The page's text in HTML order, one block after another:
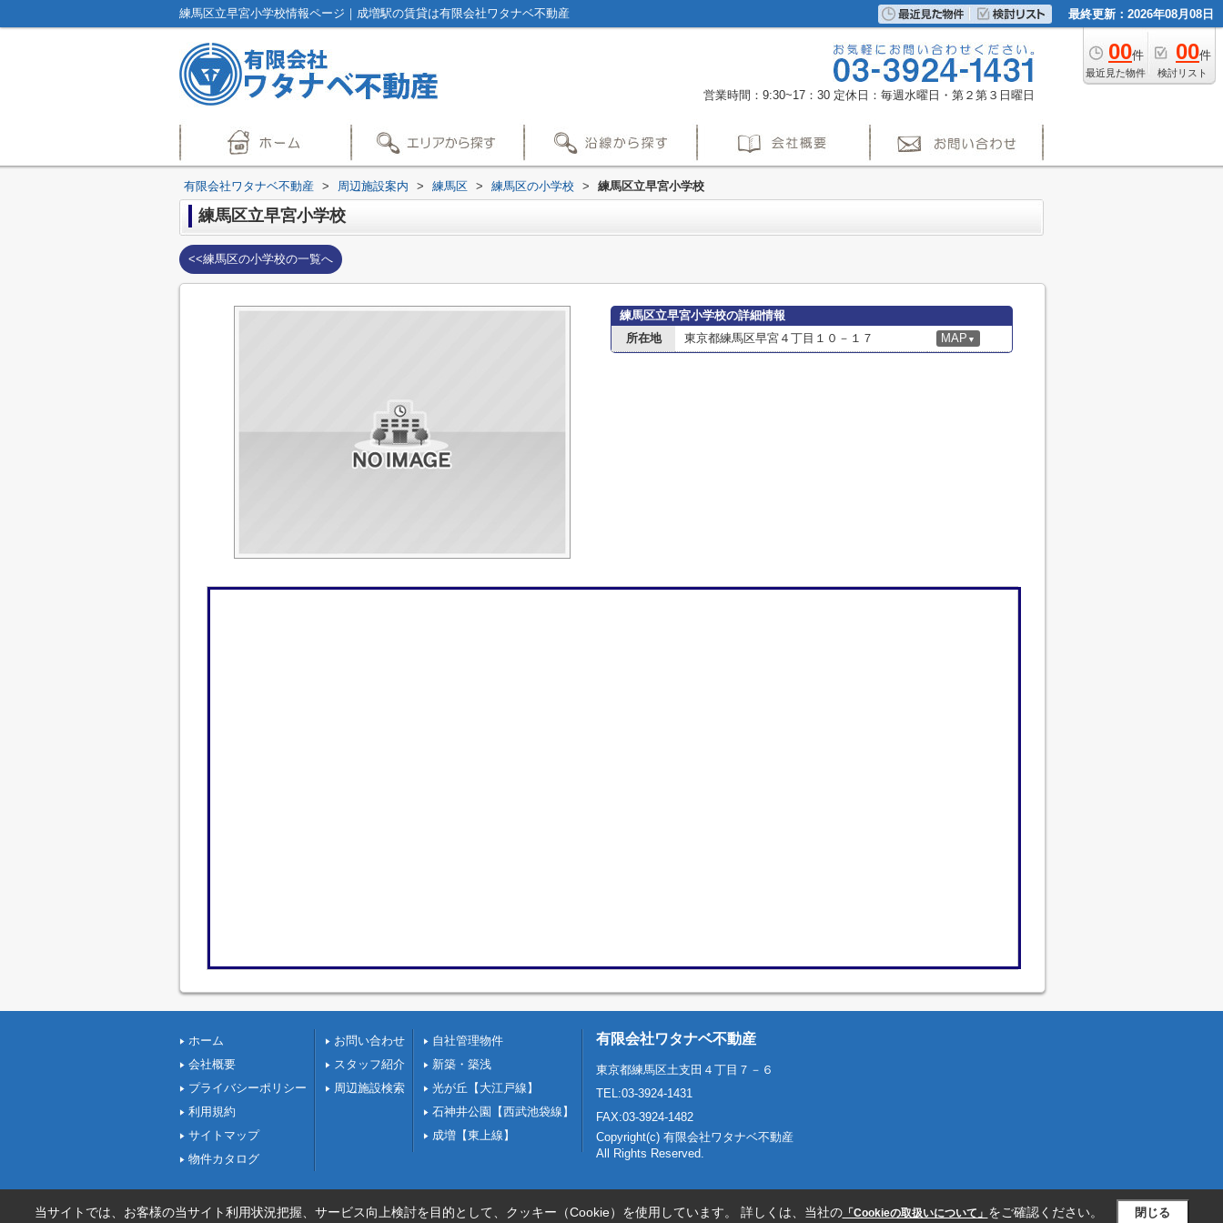
練馬区立早宮小学校情報ページ｜成増駅の賃貸は有限会社ワタナベ不動産 最終更新：2026年08月08日
00件
最近見た物件
00件
検討リスト
営業時間：9:30~17：30 定休日：毎週水曜日・第２第３日曜日
有限会社ワタナベ不動産 > 周辺施設案内 > 練馬区 > 練馬区の小学校 > 練馬区立早宮小学校
練馬区立早宮小学校
<<練馬区の小学校の一覧へ
練馬区立早宮小学校の詳細情報
所在地
東京都練馬区早宮４丁目１０－１７ MAP ▼
ホーム
会社概要
プライバシーポリシー
利用規約
サイトマップ
物件カタログ
お問い合わせ
スタッフ紹介
周辺施設検索
自社管理物件
新築・築浅
光が丘【大江戸線】
石神井公園【西武池袋線】
成増【東上線】
有限会社ワタナベ不動産
東京都練馬区土支田４丁目７－６
TEL:03-3924-1431
FAX:03-3924-1482
Copyright(c) 有限会社ワタナベ不動産
All Rights Reserved.
当サイトでは、お客様の当サイト利用状況把握、サービス向上検討を目的として、クッキー（Cookie）を使用しています。 詳しくは、当社の「Cookieの取扱いについて」 をご確認ください。 閉じる